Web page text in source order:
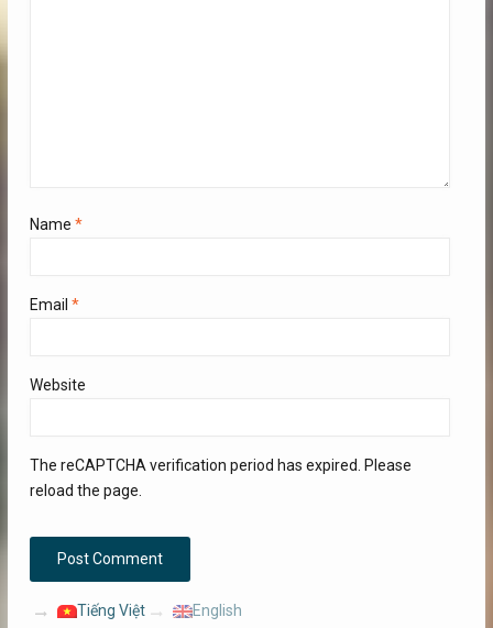
Name *
Email *
Website
The reCAPTCHA verification period has expired. Please
reload the page.
Tiếng Việt English